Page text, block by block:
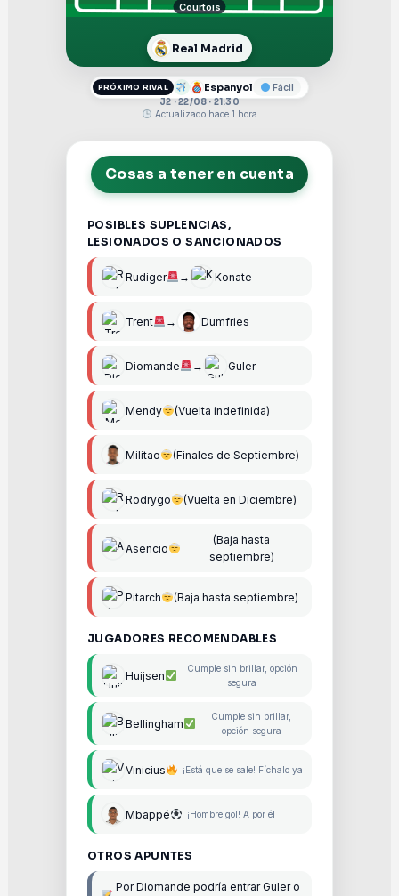
Courtois
Real Madrid
PRÓXIMO RIVAL Espanyol
Fácil
J2 · 22/08 · 21:30
Actualizado hace 1 hora
Cosas a tener en cuenta
POSIBLES SUPLENCIAS,
LESIONADOS O SANCIONADOS
Rudiger → Konate
Trent → Dumfries
Diomande → Guler
Mendy (Vuelta indefinida)
Militao (Finales de Septiembre)
Rodrygo (Vuelta en Diciembre)
Asencio
(Baja hasta
septiembre)
Pitarch (Baja hasta septiembre)
JUGADORES RECOMENDABLES
Huijsen
Cumple sin brillar, opción
segura
Bellingham
Cumple sin brillar,
opción segura
Vinicius ¡Está que se sale! Fíchalo ya
Mbappé ¡Hombre gol! A por él
OTROS APUNTES
Por Diomande podría entrar Guler o